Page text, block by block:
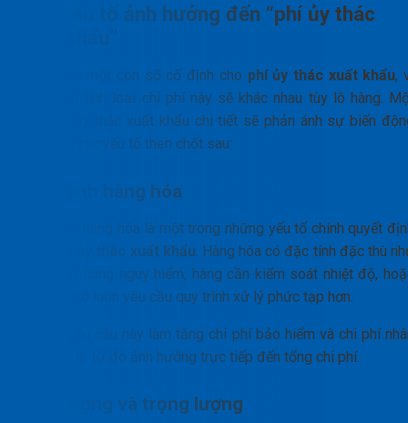
Các yếu tố ảnh hưởng đến “phí ủy thác
xuất khẩu”
Không có một con số cố định cho phí ủy thác xuất khẩu,
vậy cách tính loại chi phí này sẽ khác nhau tùy lô hàng.
báo giá ủy thác xuất khẩu chi tiết sẽ phản ánh sự biến
dựa trên các yếu tố then chốt sau:
Loại hình hàng hóa
Loại hình hàng hóa là một trong những yếu tố chính quyết
phí ủy thác xuất khẩu . Hàng hóa có đặc tính đặc thù
hóa chất, hàng nguy hiểm, hàng cần kiểm soát nhiệt độ,
hàng dễ vỡ luôn yêu cầu quy trình xử lý phức tạp hơn.
Những yêu cầu này làm tăng chi phí bảo hiểm và chi phí
công xử lý, từ đó ảnh hưởng trực tiếp đến tổng chi phí.
Khối lượng và trọng lượng